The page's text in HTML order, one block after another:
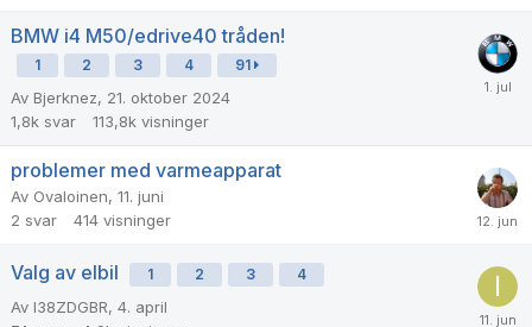
BMW i4 M50/edrive40 tråden!
1 2 3 4 91
Av Bjerknez, 21. oktober 2024
1,8k svar 113,8k visninger
problemer med varmeapparat
Av Ovaloinen, 11. juni
2 svar 414 visninger
Valg av elbil 1 2 3 4
Av I38ZDGBR, 4. april